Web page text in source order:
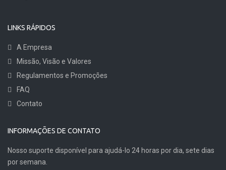
LINKS RÁPIDOS
A Empresa
Missão, Visão e Valores
Regulamentos e Promoções
FAQ
Contato
INFORMAÇÕES DE CONTATO
Nosso suporte disponível para ajudá-lo 24 horas por dia, sete dias
por semana.